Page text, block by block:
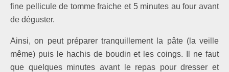
fine pellicule de tomme fraiche et 5 minutes au four avant
de déguster.
Ainsi, on peut préparer tranquillement la pâte (la veille
même) puis le hachis de boudin et les coings. Il ne faut
que quelques minutes avant le repas pour dresser et